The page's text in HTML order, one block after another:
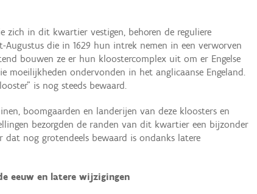
zich in dit kwartier vestigen, behoren de reguliere
Augustus die in 1629 hun intrek nemen in een verworven
bouwen ze er hun kloostercomplex uit om er Engelse
moeilijkheden ondervonden in het anglicaanse Engeland.
is nog steeds bewaard.
boomgaarden en landerijen van deze kloosters en
bezorgden de randen van dit kwartier een bijzonder
dat nog grotendeels bewaard is ondanks latere
eeuw en latere wijzigingen